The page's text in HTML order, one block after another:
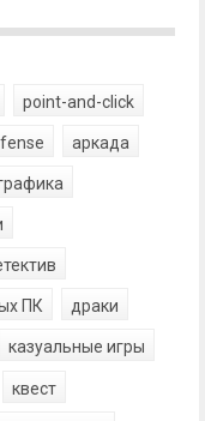
point-and-click
аркада
ПК драки
казуальные игры
квест